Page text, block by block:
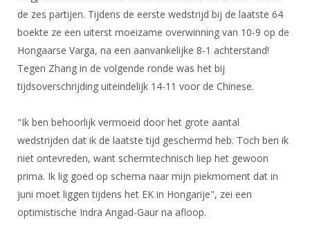
Leden van Verdiensten
Vacatures
Bondsbureau
Medewerkers
Samenwerking
Formulieren
Alle Verenigingen
Schermpaspoort
Wedstrijdkalender
NK's
JPT
JEC
Veteranenwedstrijden
Atletencommissie
Internationale Titeltoernooien
Internationale aanmeldingen
Nationale opleidingen
Internationale opleidingen
Opleidingen
Leraar
Voor scheidsrechters
Nieuws
Scheidsrechterslijst
Scheidsrechter Documentatie
Opleidingen
de zes partijen. Tijdens de eerste wedstrijd bij de laatste 64
boekte ze een uiterst moeizame overwinning van 10-9 op de
Hongaarse Varga, na een aanvankelijke 8-1 achterstand!
Tegen Zhang in de volgende ronde was het bij
tijdsoverschrijding uiteindelijk 14-11 voor de Chinese.
"Ik ben behoorlijk vermoeid door het grote aantal
wedstrijden dat ik de laatste tijd geschermd heb. Toch ben ik
niet ontevreden, want schermtechnisch liep het gewoon
prima. Ik lig goed op schema naar mijn piekmoment dat in
juni moet liggen tijdens het EK in Hongarije", zei een
optimistische Indra Angad-Gaur na afloop.